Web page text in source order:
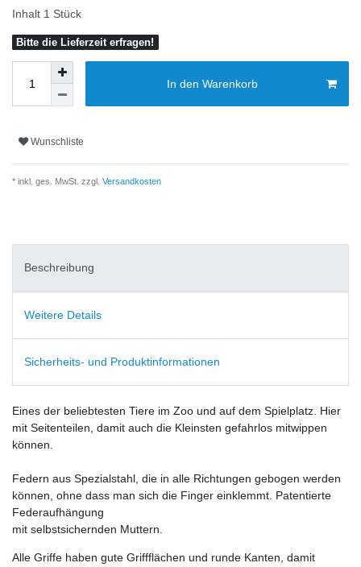
Inhalt 1 Stück
Bitte die Lieferzeit erfragen!
In den Warenkorb
Wunschliste
* inkl. ges. MwSt. zzgl. Versandkosten
Beschreibung
Weitere Details
Sicherheits- und Produktinformationen
Eines der beliebtesten Tiere im Zoo und auf dem Spielplatz. Hier
mit Seitenteilen, damit auch die Kleinsten gefahrlos mitwippen
können.
Federn aus Spezialstahl, die in alle Richtungen gebogen werden
können, ohne dass man sich die Finger einklemmt. Patentierte
Federaufhängung
mit selbstsichernden Muttern.
Alle Griffe haben gute Griffflächen und runde Kanten, damit